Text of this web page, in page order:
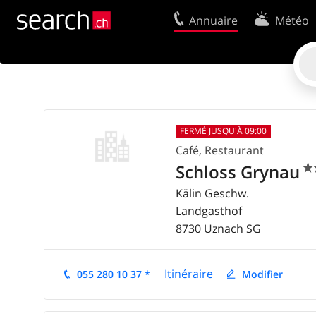
Annuaire Météo
FERMÉ JUSQU'À 09:00
Café, Restaurant
Schloss Grynau
Kälin Geschw.
Landgasthof
8730 Uznach SG
055 280 10 37 * Itinéraire Modifier
Votre inscription
Utilisation
Contact
Conditions
Protection
Politique en